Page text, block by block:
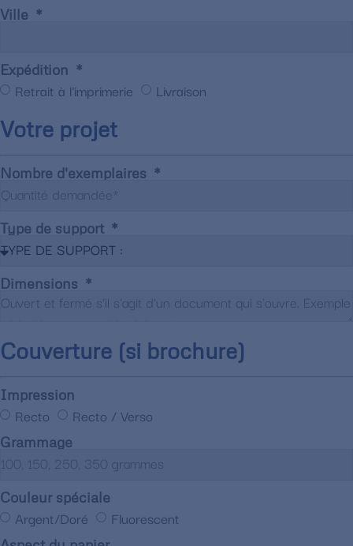
Ville
Expédition
Retrait à l'imprimerie Livraison
Votre projet
Nombre d'exemplaires
Type de support
Dimensions
Couverture (si brochure)
Impression
Recto Recto / Verso
Grammage
Couleur spéciale
Argent/Doré Fluorescent